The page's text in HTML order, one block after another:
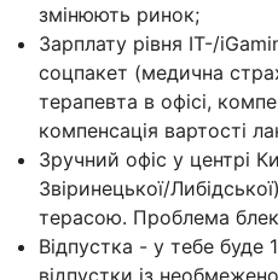
змінюють ринок;
Зарплату рівня IT-/
соцпакет (медична
терапевта в офісі,
компенсація вартості
Зручний офіс у центрі
Звіринецької/
терасою. Проблема
Відпустка - у тебе буде
відпустки із